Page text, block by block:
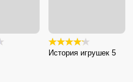
История игрушек 5